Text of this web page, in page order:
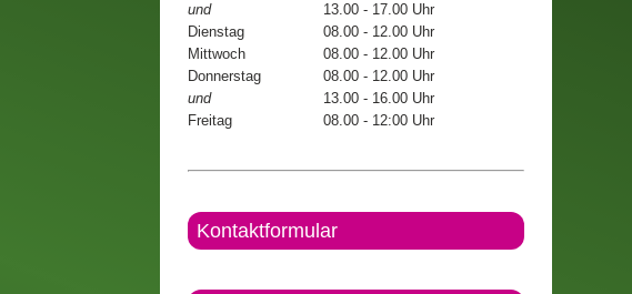
und
13.00 - 17.00 Uhr
Dienstag
08.00 - 12.00 Uhr
Mittwoch
08.00 - 12.00 Uhr
Donnerstag
08.00 - 12.00 Uhr
und
13.00 - 16.00 Uhr
Freitag
08.00 - 12:00 Uhr
Kontaktformular